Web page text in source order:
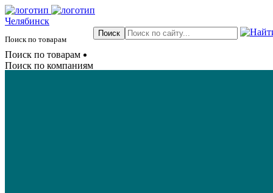
Челябинск
Поиск по товарам
Поиск по товарам
Поиск по компаниям